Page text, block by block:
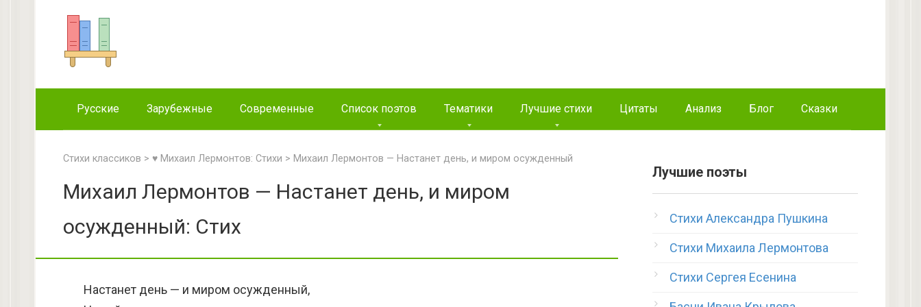
Русские Зарубежные Современные Список поэтов Тематики Лучшие стихи Цитаты Анализ Блог Сказки
Стихи классиков > ♥ Михаил Лермонтов: Стихи > Михаил Лермонтов — Настанет день, и миром осужденный
Михаил Лермонтов — Настанет день, и миром
осужденный: Стих
Настанет день — и миром осужденный,
Лучшие поэты
Стихи Александра Пушкина
Стихи Михаила Лермонтова
Стихи Сергея Есенина